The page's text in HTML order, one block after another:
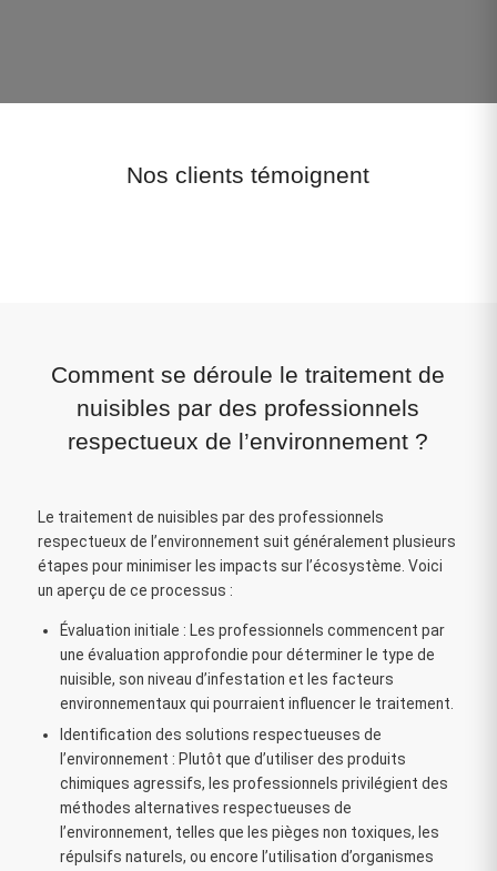
Nos clients témoignent
Comment se déroule le traitement de
nuisibles par des professionnels
respectueux de l’environnement ?
Le traitement de nuisibles par des professionnels
respectueux de l’environnement suit généralement plusieurs
étapes pour minimiser les impacts sur l’écosystème. Voici
un aperçu de ce processus :
Évaluation initiale : Les professionnels commencent par
une évaluation approfondie pour déterminer le type de
nuisible, son niveau d’infestation et les facteurs
environnementaux qui pourraient influencer le traitement.
Identification des solutions respectueuses de
l’environnement : Plutôt que d’utiliser des produits
chimiques agressifs, les professionnels privilégient des
méthodes alternatives respectueuses de
l’environnement, telles que les pièges non toxiques, les
répulsifs naturels, ou encore l’utilisation d’organismes